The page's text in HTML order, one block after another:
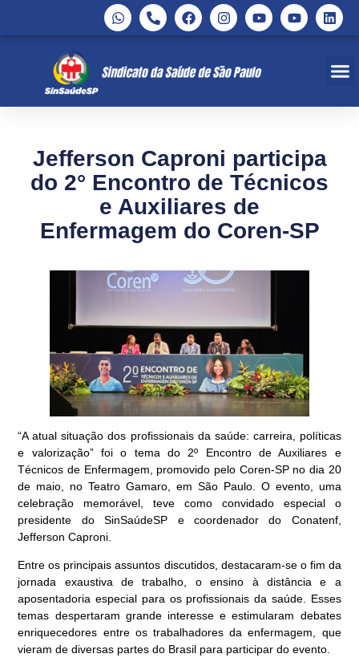
Jefferson Caproni participa
do 2° Encontro de Técnicos
e Auxiliares de
Enfermagem do Coren-SP
“A atual situação dos profissionais da saúde: carreira, políticas
e valorização” foi o tema do 2º Encontro de Auxiliares e
Técnicos de Enfermagem, promovido pelo Coren-SP no dia 20
de maio, no Teatro Gamaro, em São Paulo. O evento, uma
celebração memorável, teve como convidado especial o
presidente do SinSaúdeSP e coordenador do Conatenf,
Jefferson Caproni.
Entre os principais assuntos discutidos, destacaram-se o fim da
jornada exaustiva de trabalho, o ensino à distância e a
aposentadoria especial para os profissionais da saúde. Esses
temas despertaram grande interesse e estimularam debates
enriquecedores entre os trabalhadores da enfermagem, que
vieram de diversas partes do Brasil para participar do evento.